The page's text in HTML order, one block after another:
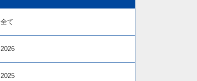
全て
2026
2025